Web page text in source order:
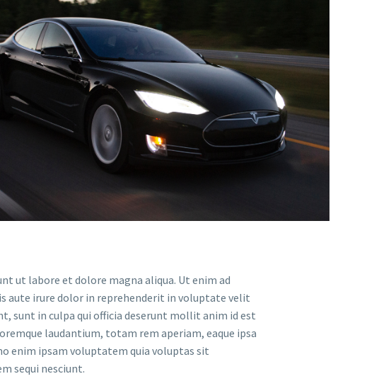
ut labore et dolore magna aliqua. Ut enim ad
aute irure dolor in reprehenderit in voluptate velit
sunt in culpa qui officia deserunt mollit anim id est
laudantium, totam rem aperiam, eaque ipsa
enim ipsam voluptatem quia voluptas sit
sequi nesciunt.